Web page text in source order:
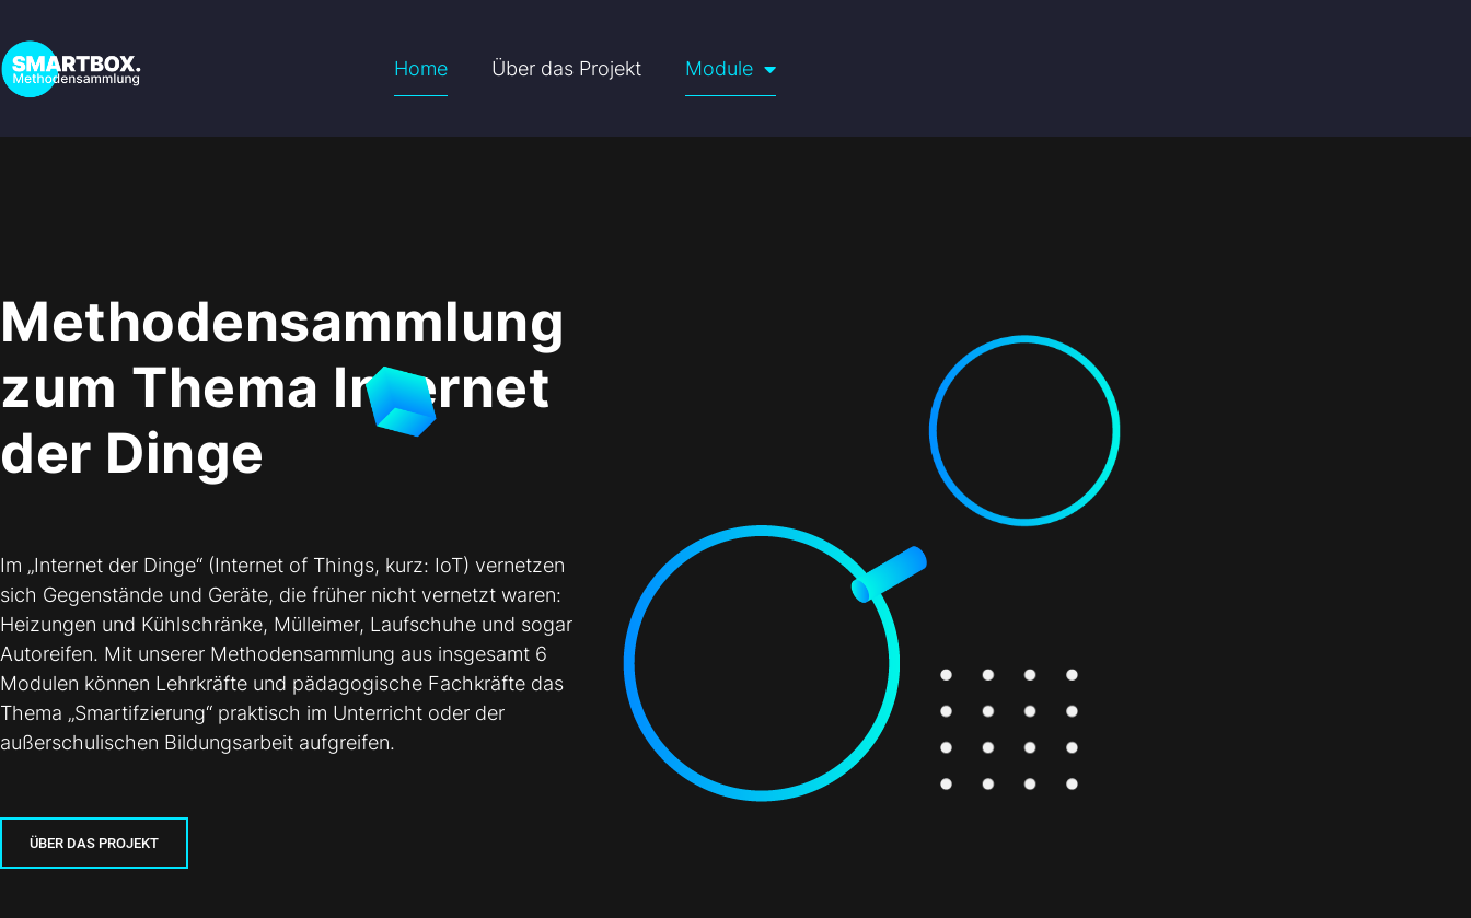
Home Über das Projekt Module
Methodensammlung
zum Thema Internet
der Dinge
Im „Internet der Dinge“ (Internet of Things, kurz: IoT) vernetzen
sich Gegenstände und Geräte, die früher nicht vernetzt waren:
Heizungen und Kühlschränke, Mülleimer, Laufschuhe und sogar
Autoreifen. Mit unserer Methodensammlung aus insgesamt 6
Modulen können Lehrkräfte und pädagogische Fachkräfte das
Thema „Smartifzierung“ praktisch im Unterricht oder der
außerschulischen Bildungsarbeit aufgreifen.
ÜBER DAS PROJEKT